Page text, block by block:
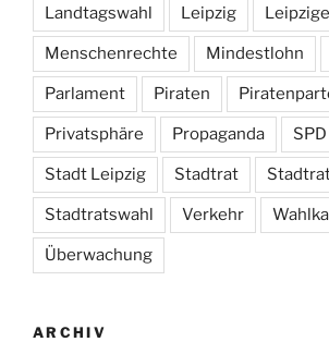
Landtagswahl Leipzig
Menschenrechte Mindestlohn
Parlament Piraten
Privatsphäre Propaganda SPD
Stadt Leipzig Stadtrat
Stadtratswahl Verkehr
Überwachung
ARCHIV